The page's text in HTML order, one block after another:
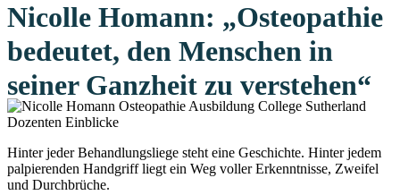
Nicolle Homann: „Osteopathie
bedeutet, den Menschen in
seiner Ganzheit zu verstehen“
Hinter jeder Behandlungsliege steht eine Geschichte. Hinter jedem
palpierenden Handgriff liegt ein Weg voller Erkenntnisse, Zweifel
und Durchbrüche.